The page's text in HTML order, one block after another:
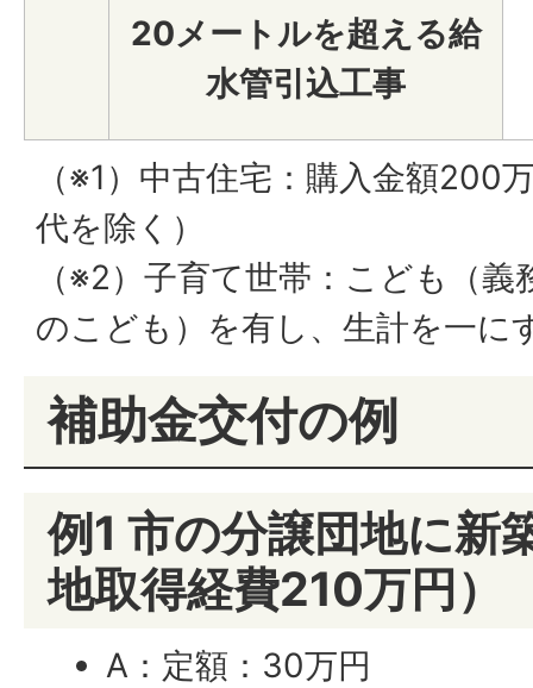
20メートルを超える給
水管引込工事
（※1）中古住宅：購入金額200
代を除く）
（※2）子育て世帯：こども（
のこども）を有し、生計を一に
補助金交付の例
例1 市の分譲団地に新
地取得経費210万円）
A：定額：30万円